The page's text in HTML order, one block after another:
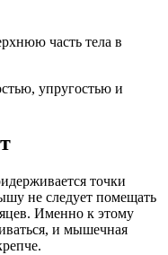
часть тела в
упругостью и
точки
не следует помещать
Именно к этому
и мышечная